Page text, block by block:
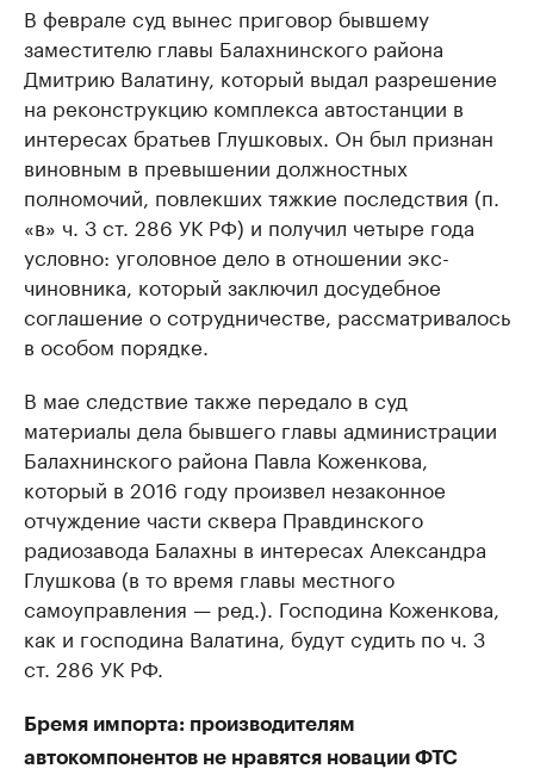
В феврале суд вынес приговор бывшему
заместителю главы Балахнинского района
Дмитрию Валатину, который выдал разрешение
на реконструкцию комплекса автостанции в
интересах братьев Глушковых. Он был признан
виновным в превышении должностных
полномочий, повлекших тяжкие последствия (п.
«в» ч. 3 ст. 286 УК РФ) и получил четыре года
условно: уголовное дело в отношении экс-
чиновника, который заключил досудебное
соглашение о сотрудничестве, рассматривалось
в особом порядке.
В мае следствие также передало в суд
материалы дела бывшего главы администрации
Балахнинского района Павла Коженкова,
который в 2016 году произвел незаконное
отчуждение части сквера Правдинского
радиозавода Балахны в интересах Александра
Глушкова (в то время главы местного
самоуправления — ред.). Господина Коженкова,
как и господина Валатина, будут судить по ч. 3
ст. 286 УК РФ.
Бремя импорта: производителям
автокомпонентов не нравятся новации ФТС